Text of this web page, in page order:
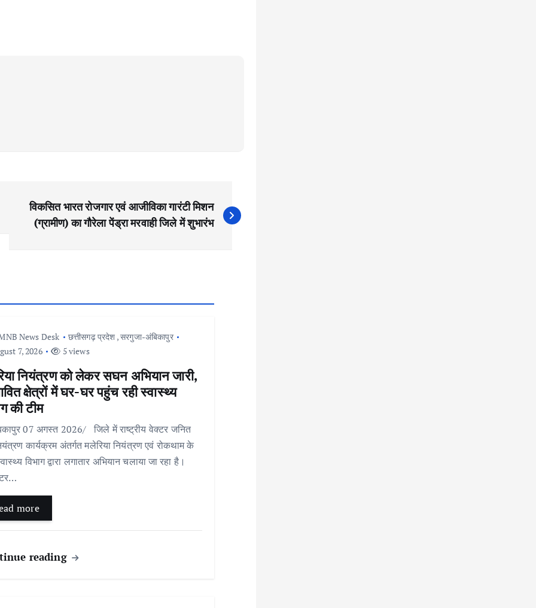
विकसित भारत रोजगार एवं आजीविका गारंटी मिशन
(ग्रामीण) का गौरेला पेंड्रा मरवाही जिले में शुभारंभ
News Desk छत्तीसगढ़ प्रदेश ,सरगुजा-अंबिकापुर
7, 2026
5 views
नियंत्रण को लेकर सघन अभियान जारी,
क्षेत्रों में घर-घर पहुंच रही स्वास्थ्य
की टीम
07 अगस्त 2026/ जिले में राष्ट्रीय वेक्टर जनित
कार्यक्रम अंतर्गत मलेरिया नियंत्रण एवं रोकथाम के
विभाग द्वारा लगातार अभियान चलाया जा रहा है।
more
reading